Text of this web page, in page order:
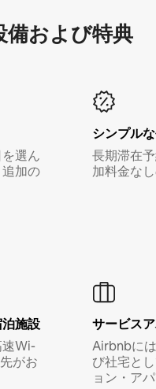
備⁠および特⁠典
選ん
加の
シンプル
長期滞在
加料金な
施⁠設
速Wi-
がお
サービス
Airbnbに
び社宅と
ョン・ア